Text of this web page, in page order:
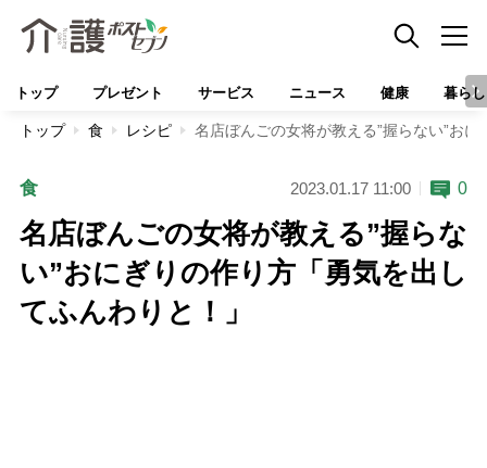
トップ プレゼント サービス ニュース 健康 暮らし
トップ 食 レシピ 名店ぼんごの女将が教える”握らない”お
食 2023.01.17 11:00 0
名店ぼんごの女将が教える”握らな
い”おにぎりの作り方「勇気を出し
てふんわりと！」